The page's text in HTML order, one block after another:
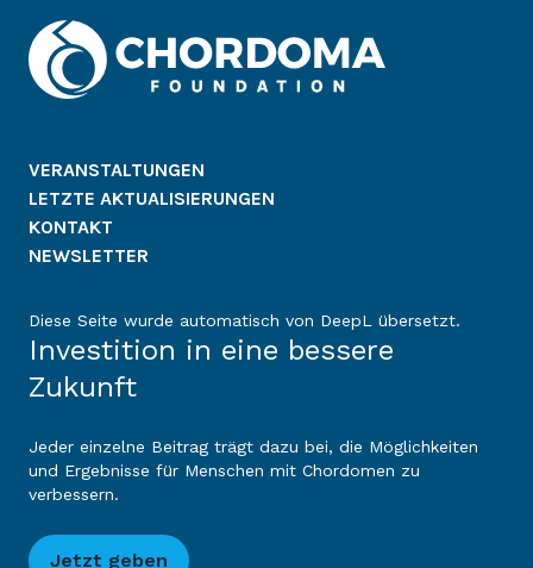
VERANSTALTUNGEN
LETZTE AKTUALISIERUNGEN
KONTAKT
NEWSLETTER
Diese Seite wurde automatisch von DeepL übersetzt.
Investition in eine bessere
Zukunft
Jeder einzelne Beitrag trägt dazu bei, die Möglichkeiten
und Ergebnisse für Menschen mit Chordomen zu
verbessern.
Jetzt geben